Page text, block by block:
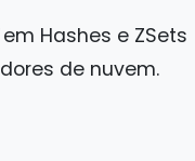
Hashes e ZSets
de nuvem.